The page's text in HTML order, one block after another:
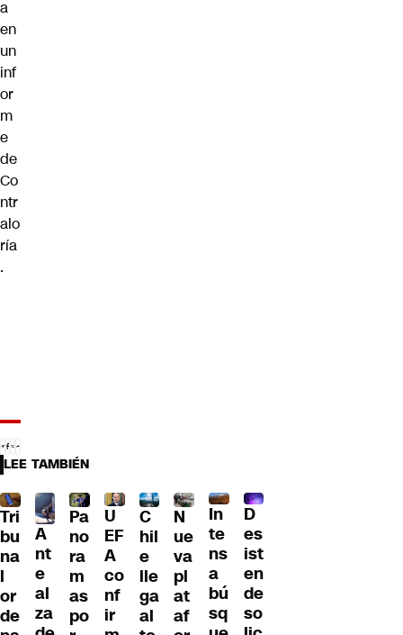
a
en
un
inf
or
m
e
de
Co
ntr
alo
ría
.
LEE TAMBIÉN
Tri
bu
na
l
or
de
A
nt
e
al
za
Pa
no
ra
m
as
po
U
EF
A
co
nf
ir
C
hil
e
lle
ga
al
N
ue
va
pl
at
af
In
te
ns
a
bú
sq
D
es
ist
en
de
so